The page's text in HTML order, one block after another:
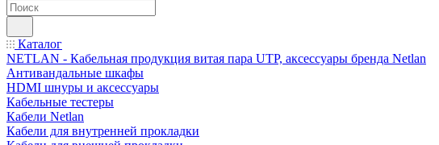
Каталог
NETLAN - Кабельная продукция витая пара UTP, аксессуары бренда Netlan
Антивандальные шкафы
HDMI шнуры и аксессуары
Кабельные тестеры
Кабели Netlan
Кабели для внутренней прокладки